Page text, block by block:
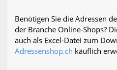
Benötigen Sie die Adressen
der Branche Online-Shops?
auch als Excel-Datei zum
Adressenshop.ch käuflich